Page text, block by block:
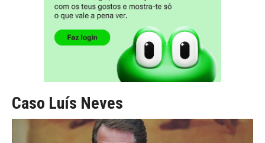
Caso Luís Neves